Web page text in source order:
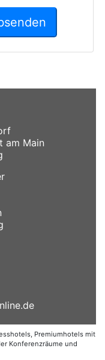
am Main
Premiumhotels mit
Konferenzräume und